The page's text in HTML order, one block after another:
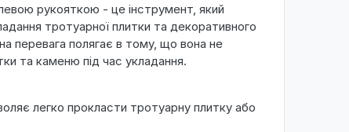
рукояткою - це інструмент, який
тротуарної плитки та декоративного
перевага полягає в тому, що вона не
та каменю під час укладання.
легко прокласти тротуарну плитку або